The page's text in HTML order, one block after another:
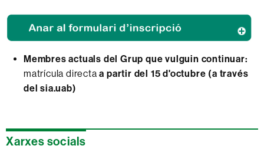
Membres actuals del Grup que vulguin continuar:
matrícula directaa partir del 15 d'octubre (a través
del sia.uab)
Informació
Xarxes socials